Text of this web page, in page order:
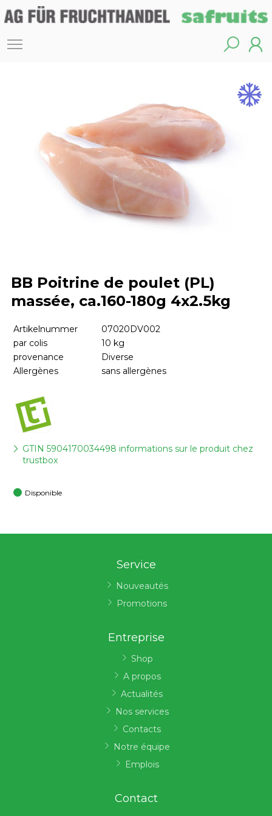
BB Poitrine de poulet (PL)
massée, ca.160-180g 4x2.5kg
Artikelnummer
07020DV002
par colis
10 kg
provenance
Diverse
Allergènes
sans allergènes
GTIN 5904170034498 informations sur le produit chez
trustbox
Disponible
Service
Nouveautés
Promotions
Entreprise
Shop
A propos
Actualités
Nos services
Contacts
Notre équipe
Emplois
Contact